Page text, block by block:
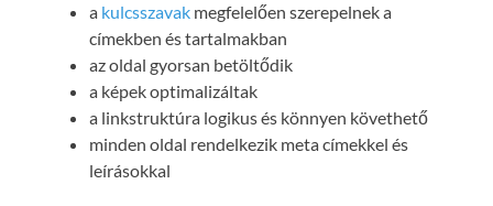
a kulcsszavak megfelelően szerepelnek a
címekben és tartalmakban
az oldal gyorsan betöltődik
a képek optimalizáltak
a linkstruktúra logikus és könnyen követhető
minden oldal rendelkezik meta címekkel és
leírásokkal